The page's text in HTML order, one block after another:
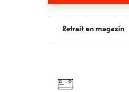
Retrait en magasin